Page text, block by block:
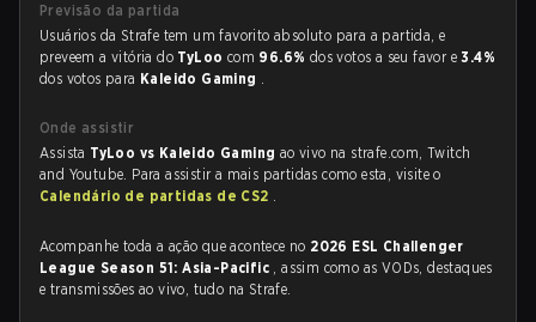
Previsão da partida
Usuários da Strafe tem um favorito absoluto para a partida, e
preveem a vitória do TyLoo com 96.6% dos votos a seu favor e3.4%
dos votos para Kaleido Gaming .
Onde assistir
Assista TyLoo vs Kaleido Gaming ao vivo na strafe.com, Twitch
and Youtube. Para assistir a mais partidas como esta, visite o
Calendário de partidas de CS2 .
Acompanhe toda a ação que acontece no 2026 ESL Challenger
League Season 51: Asia-Pacific , assim como as VODs, destaques
e transmissões ao vivo, tudo na Strafe.